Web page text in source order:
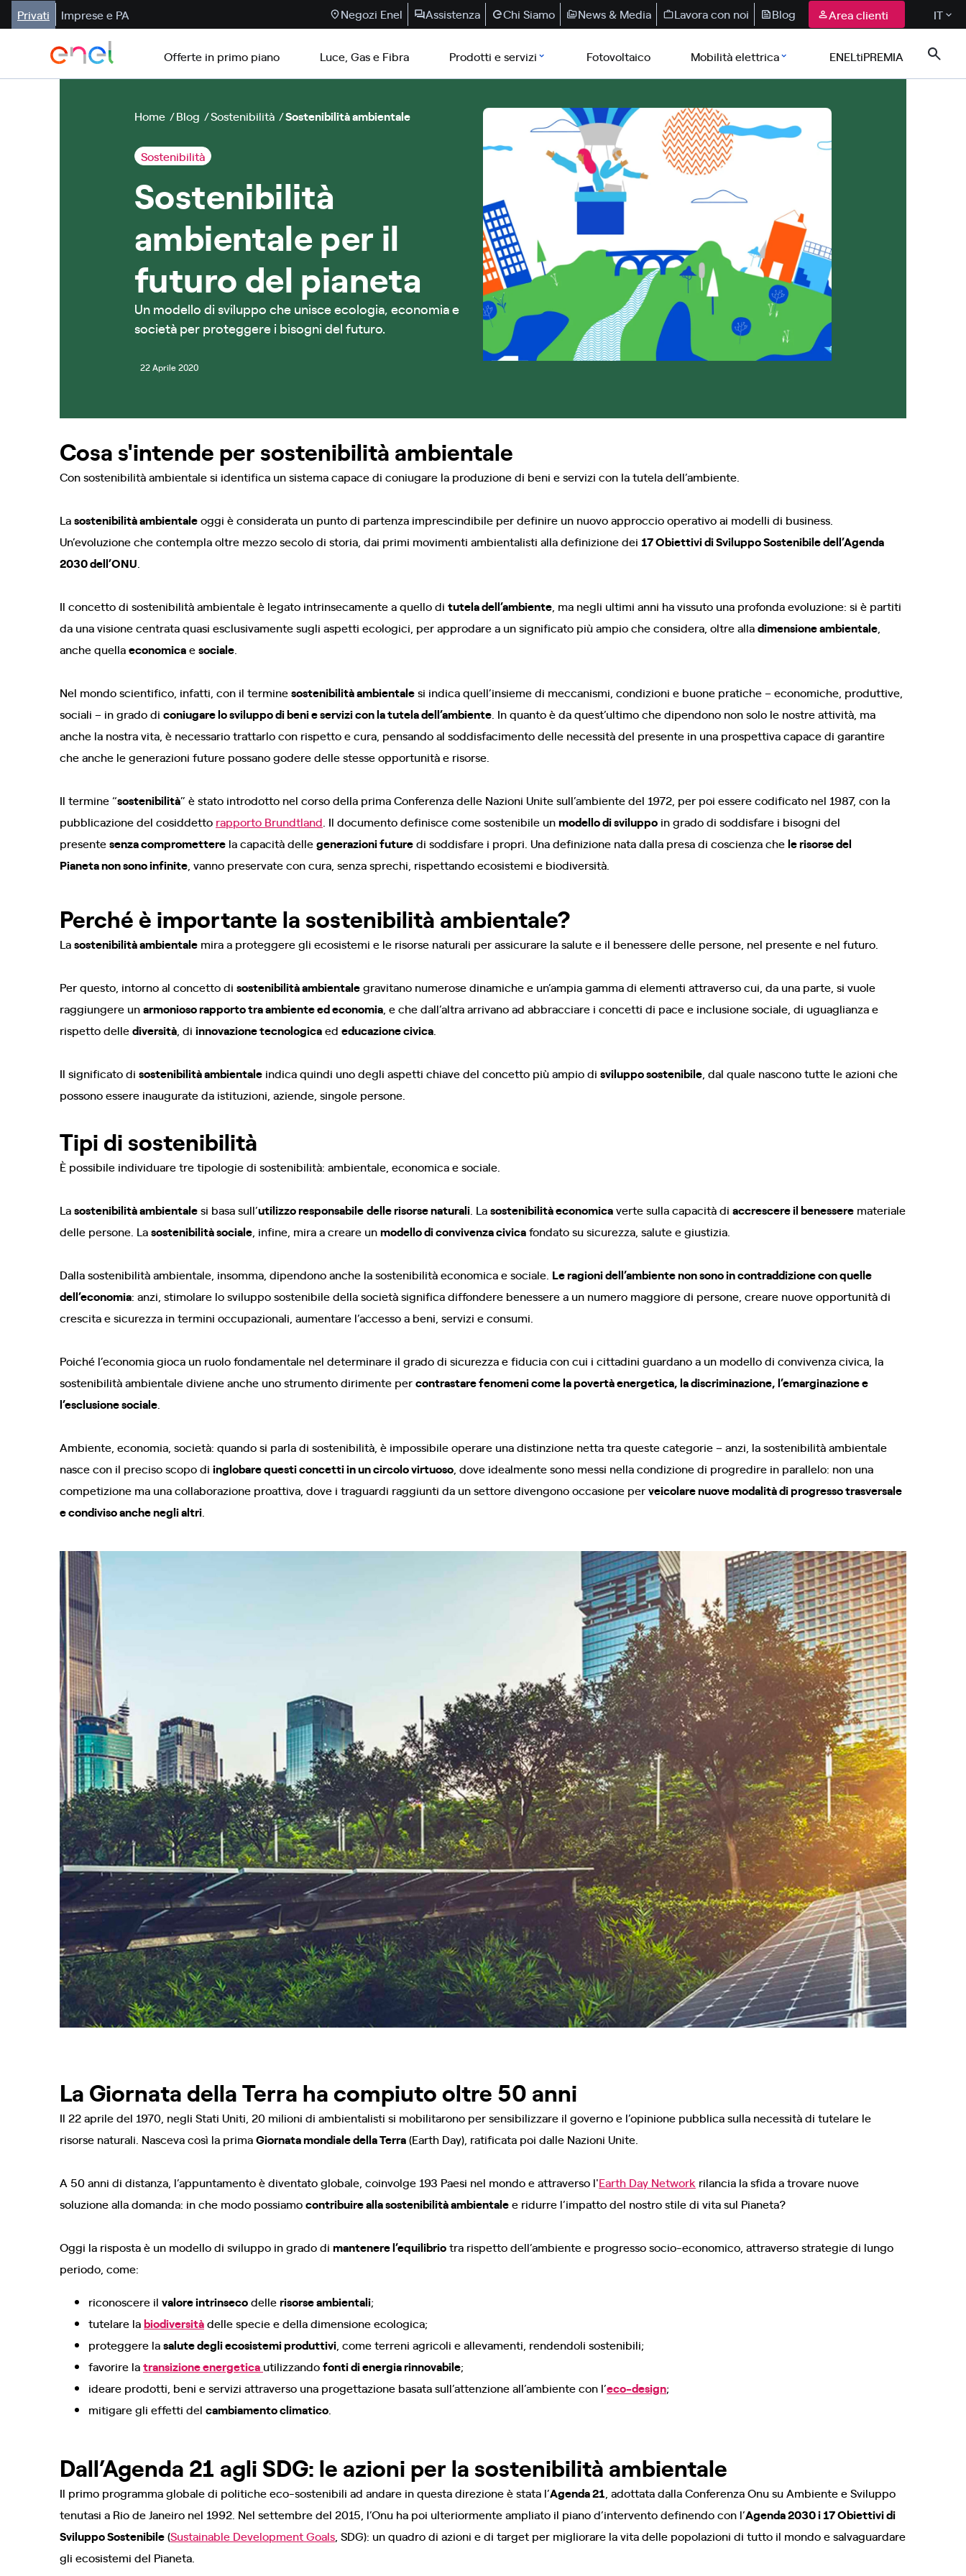
Privati Imprese e PA Negozi Enel Assistenza Chi Siamo News & Media Lavora con noi Blog Area clienti IT
Offerte in primo piano Luce, Gas e Fibra Prodotti e servizi Fotovoltaico Mobilità elettrica ENELtiPREMIA
Home Blog Sostenibilità Sostenibilità ambientale
Sostenibilità
Sostenibilità
ambientale per il
futuro del pianeta
Un modello di sviluppo che unisce ecologia, economia e
società per proteggere i bisogni del futuro.
22 Aprile 2020
Cosa s'intende per sostenibilità ambientale
Con sostenibilità ambientale si identifica un sistema capace di coniugare la produzione di beni e servizi con la tutela dell’ambiente.
Lasostenibilità ambientaleoggi è considerata un punto di partenza imprescindibile per definire un nuovo approccio operativo ai modelli di business.
Un’evoluzione che contempla oltre mezzo secolo di storia, dai primi movimenti ambientalisti alla definizione dei 17 Obiettivi di Sviluppo Sostenibile dell’Agenda
2030 dell’ONU
Il concetto di sostenibilità ambientale è legato intrinsecamente a quello di tutela dell’ambiente , ma negli ultimi anni ha vissuto una profonda evoluzione: si è partiti
da una visione centrata quasi esclusivamente sugli aspetti ecologici, per approdare a un significato più ampio che considera, oltre alladimensione ambientale
anche quellaeconomicaesociale
Nel mondo scientifico, infatti, con il terminesostenibilità ambientalesi indica quell’insieme di meccanismi, condizioni e buone pratiche – economiche, produttive,
sociali – in grado di coniugare lo sviluppo di beni e servizi con la tutela dell’ambiente . In quanto è da quest’ultimo che dipendono non solo le nostre attività, ma
anche la nostra vita, è necessario trattarlo con rispetto e cura, pensando al soddisfacimento delle necessità del presente in una prospettiva capace di garantire
che anche le generazioni future possano godere delle stesse opportunità e risorse.
Il termine “sostenibilità” è stato introdotto nel corso della prima Conferenza delle Nazioni Unite sull’ambiente del 1972, per poi essere codificato nel 1987, con la
pubblicazione del cosiddetto rapporto Brundtland . Il documento definisce come sostenibile unmodello di sviluppo in grado di soddisfare i bisogni del
presentesenza compromettere la capacità dellegenerazioni futuredi soddisfare i propri. Una definizione nata dalla presa di coscienza chele risorse del
Pianeta non sono infinite , vanno preservate con cura, senza sprechi, rispettando ecosistemi e biodiversità.
Perché è importante la sostenibilità ambientale?
Lasostenibilità ambientale mira a proteggere gli ecosistemi e le risorse naturali per assicurare la salute e il benessere delle persone, nel presente e nel futuro.
Per questo, intorno al concetto di sostenibilità ambientalegravitano numerose dinamiche e un’ampia gamma di elementi attraverso cui, da una parte, si vuole
raggiungere unarmonioso rapporto tra ambiente ed economia , e che dall’altra arrivano ad abbracciare i concetti di pace e inclusione sociale, di uguaglianza e
rispetto dellediversità , di innovazione tecnologicaed educazione civica
Il significato di sostenibilità ambientale indica quindi uno degli aspetti chiave del concetto più ampio di sviluppo sostenibile , dal quale nascono tutte le azioni che
possono essere inaugurate da istituzioni, aziende, singole persone.
Tipi di sostenibilità
È possibile individuare tre tipologie di sostenibilità: ambientale, economica e sociale.
Lasostenibilità ambientalesi basa sull’utilizzo responsabiledelle risorse naturali . Lasostenibilità economicaverte sulla capacità di accrescere il benessere materiale
delle persone. Lasostenibilità sociale , infine, mira a creare unmodello di convivenza civicafondato su sicurezza, salute e giustizia.
Dalla sostenibilità ambientale, insomma, dipendono anche la sostenibilità economica e sociale. Le ragioni dell’ambiente non sono in contraddizione con quelle
dell’economia: anzi, stimolare lo sviluppo sostenibile della società significa diffondere benessere a un numero maggiore di persone, creare nuove opportunità di
crescita e sicurezza in termini occupazionali, aumentare l’accesso a beni, servizi e consumi.
Poiché l’economia gioca un ruolo fondamentale nel determinare il grado di sicurezza e fiducia con cui i cittadini guardano a un modello di convivenza civica, la
sostenibilità ambientale diviene anche uno strumento dirimente percontrastare fenomeni come la povertà energetica, la discriminazione, l’emarginazione e
l’esclusione sociale
Ambiente, economia, società: quando si parla di sostenibilità, è impossibile operare una distinzione netta tra queste categorie – anzi, la sostenibilità ambientale
nasce con il preciso scopo di inglobare questi concetti in un circolo virtuoso , dove idealmente sono messi nella condizione di progredire in parallelo: non una
competizione ma una collaborazione proattiva, dove i traguardi raggiunti da un settore divengono occasione perveicolare nuove modalità di progresso trasversale
e condiviso anche negli altri
La Giornata della Terra ha compiuto oltre 50 anni
Il 22 aprile del 1970, negli Stati Uniti, 20 milioni di ambientalisti si mobilitarono per sensibilizzare il governo e l’opinione pubblica sulla necessità di tutelare le
risorse naturali. Nasceva così la primaGiornata mondiale della Terra(Earth Day), ratificata poi dalle Nazioni Unite.
A 50 anni di distanza, l’appuntamento è diventato globale, coinvolge 193 Paesi nel mondo e attraverso l'Earth Day Network rilancia la sfida a trovare nuove
soluzione alla domanda: in che modo possiamocontribuire alla sostenibilità ambientalee ridurre l’impatto del nostro stile di vita sul Pianeta?
Oggi la risposta è un modello di sviluppo in grado di mantenere l’equilibriotra rispetto dell’ambiente e progresso socio-economico, attraverso strategie di lungo
periodo, come:
riconoscere il valore intrinsecodellerisorse ambientali;
tutelare labiodiversitàdelle specie e della dimensione ecologica;
proteggere lasalute degli ecosistemi produttivi , come terreni agricoli e allevamenti, rendendoli sostenibili;
favorire latransizione energetica utilizzandofonti di energia rinnovabile;
ideare prodotti, beni e servizi attraverso una progettazione basata sull’attenzione all’ambiente con l’eco-design;
mitigare gli effetti del cambiamento climatico
Dall’Agenda 21 agli SDG: le azioni per la sostenibilità ambientale
Il primo programma globale di politiche eco-sostenibili ad andare in questa direzione è stata l’Agenda 21 , adottata dalla Conferenza Onu su Ambiente e Sviluppo
tenutasi a Rio de Janeiro nel 1992. Nel settembre del 2015, l’Onu ha poi ulteriormente ampliato il piano d’intervento definendo con l’Agenda 2030 i 17 Obiettivi di
Sviluppo Sostenibile(Sustainable Development Goals , SDG): un quadro di azioni e di target per migliorare la vita delle popolazioni di tutto il mondo e salvaguardare
gli ecosistemi del Pianeta.